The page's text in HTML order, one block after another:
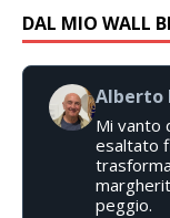
DAL MIO WALL
Alberto
Mi vanto
esaltato
peggio.